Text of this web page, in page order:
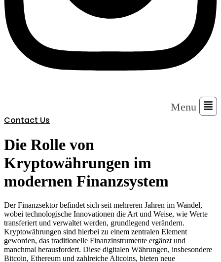
Menu
Contact Us
Die Rolle von
Kryptowährungen im
modernen Finanzsystem
Der Finanzsektor befindet sich seit mehreren Jahren im Wandel,
wobei technologische Innovationen die Art und Weise, wie Werte
transferiert und verwaltet werden, grundlegend verändern.
Kryptowährungen sind hierbei zu einem zentralen Element
geworden, das traditionelle Finanzinstrumente ergänzt und
manchmal herausfordert. Diese digitalen Währungen, insbesondere
Bitcoin, Ethereum und zahlreiche Altcoins, bieten neue